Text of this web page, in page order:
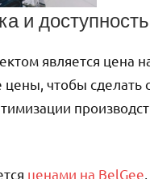
и доступность
является цена
цены, чтобы
ценами на BelGee